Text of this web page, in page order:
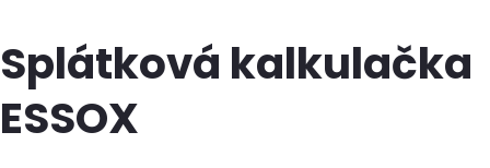
Splátková kalkulačka
ESSOX